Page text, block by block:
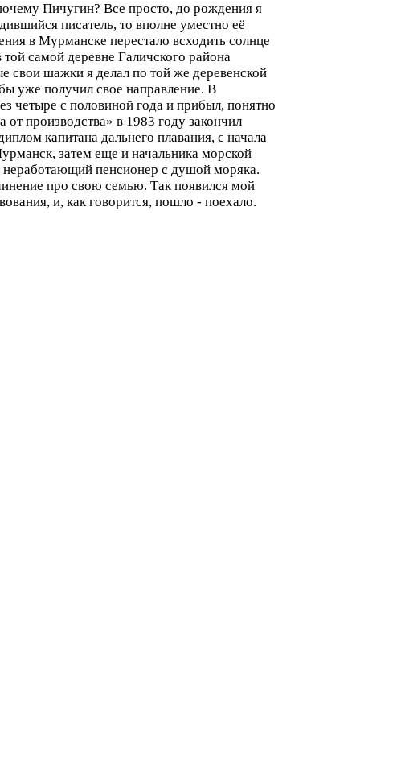
Пичугин? Все просто, до рождения я
писатель, то вполне уместно её
в Мурманске перестало всходить солнце
самой деревне Галичского района
свои шажки я делал по той же деревенской
уже получил свое направление. В
четыре с половиной года и прибыл, понятно
производства» в 1983 году закончил
капитана дальнего плавания, с начала
затем еще и начальника морской
неработающий пенсионер с душой моряка.
про свою семью. Так появился мой
и, как говорится, пошло - поехало.